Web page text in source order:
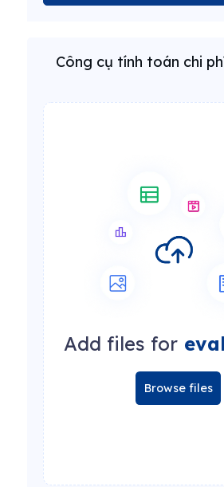
Công cụ tính toán chi
Add files for
Browse files